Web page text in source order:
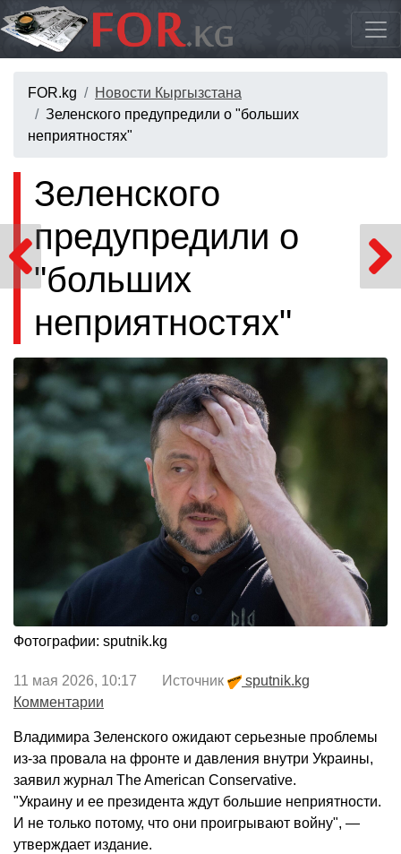
FOR.kg
Новости Кыргызстана
Зеленского предупредили о "больших
неприятностях"
Зеленского
предупредили о
"больших
неприятностях"
Фотографии: sputnik.kg
11 мая 2026, 10:17 Источник
sputnik.kg
Комментарии
Владимира Зеленского ожидают серьезные проблемы
из-за провала на фронте и давления внутри Украины,
заявил журнал The American Conservative.
"Украину и ее президента ждут большие неприятности.
И не только потому, что они проигрывают войну", —
утверждает издание.